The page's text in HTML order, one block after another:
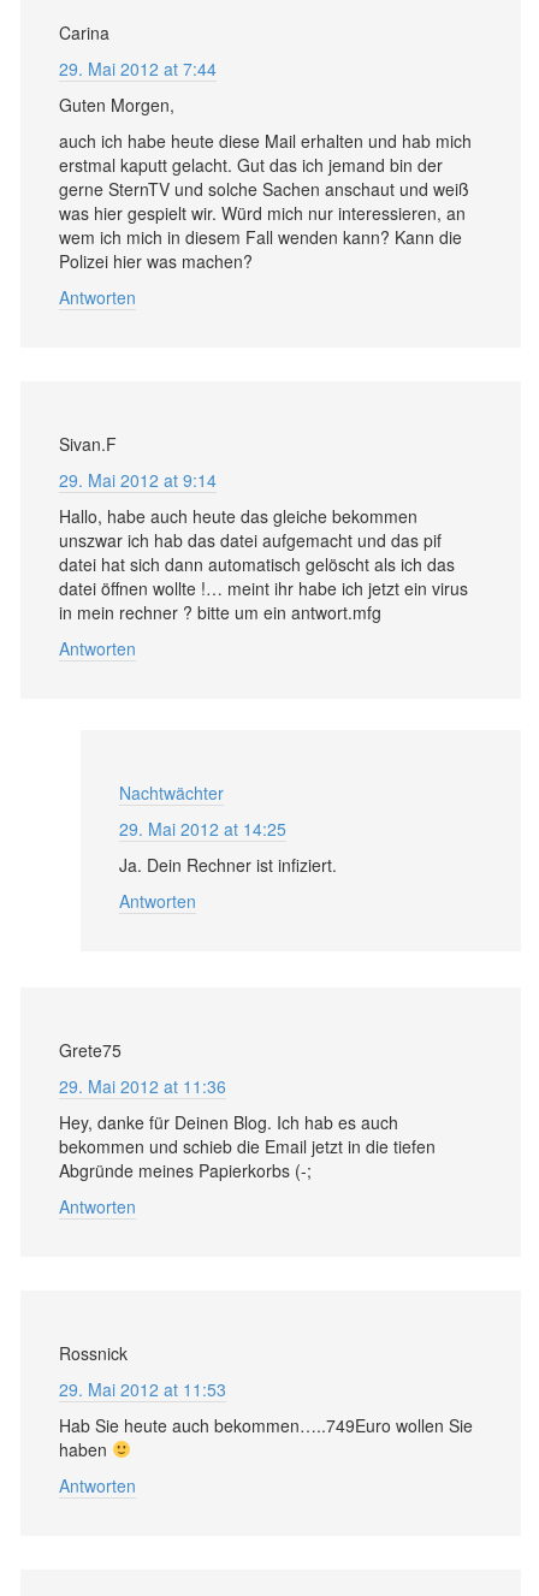
Carina
29. Mai 2012 at 7:44
Guten Morgen,
auch ich habe heute diese Mail erhalten und hab mich
erstmal kaputt gelacht. Gut das ich jemand bin der
gerne SternTV und solche Sachen anschaut und weiß
was hier gespielt wir. Würd mich nur interessieren, an
wem ich mich in diesem Fall wenden kann? Kann die
Polizei hier was machen?
Antworten
Sivan.F
29. Mai 2012 at 9:14
Hallo, habe auch heute das gleiche bekommen
unszwar ich hab das datei aufgemacht und das pif
datei hat sich dann automatisch gelöscht als ich das
datei öffnen wollte !… meint ihr habe ich jetzt ein virus
in mein rechner ? bitte um ein antwort.mfg
Antworten
Nachtwächter
29. Mai 2012 at 14:25
Ja. Dein Rechner ist infiziert.
Antworten
Grete75
29. Mai 2012 at 11:36
Hey, danke für Deinen Blog. Ich hab es auch
bekommen und schieb die Email jetzt in die tiefen
Abgründe meines Papierkorbs (-;
Antworten
Rossnick
29. Mai 2012 at 11:53
Hab Sie heute auch bekommen…..749Euro wollen Sie
haben
Antworten